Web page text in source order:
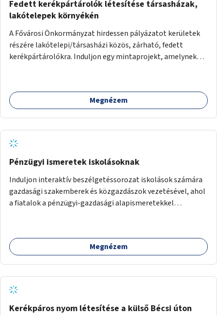
Fedett kerékpártárolók létesítése társasházak,
lakótelepek környékén
A Fővárosi Önkormányzat hirdessen pályázatot kerületek
részére lakótelepi/társasházi közös, zárható, fedett
kerékpártárolókra. Induljon egy mintaprojekt, amelynek
Megnézem
Pénzügyi ismeretek iskolásoknak
Induljon interaktív beszélgetéssorozat iskolások számára
gazdasági szakemberek és közgazdászok vezetésével, ahol
a fiatalok a pénzügyi-gazdasági alapismeretekkel
számára, önkormányzati intézményben vagy külső
helyszínen iskolai együttműködéssel. A szervezést az
gyerekek bevonására is. A program pilot jelleggel indulna,
több korosztály számára.
Megnézem
Kerékpáros nyom létesítése a külső Bécsi úton